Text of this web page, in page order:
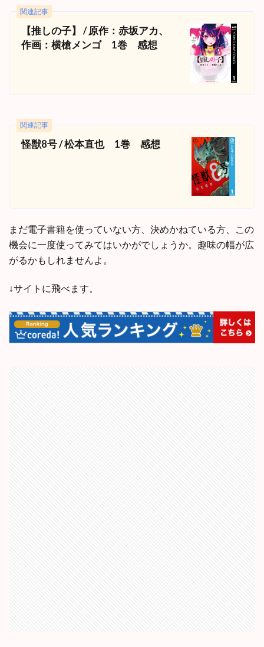
関連記事
【推しの子】 / 原作：赤坂アカ、
作画：横槍メンゴ 1巻 感想
関連記事
怪獣8号 / 松本直也 1巻 感想
まだ電子書籍を使っていない方、決めかねている方、この
機会に一度使ってみてはいかがでしょうか。趣味の幅が広
がるかもしれませんよ。
↓サイトに飛べます。